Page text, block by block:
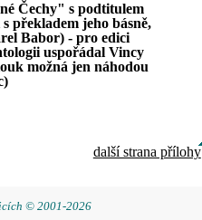
Čechy" s podtitulem
překladem jeho básně,
Babor) - pro edici
uspořádal Vincy
možná jen náhodou
další strana přílohy
© 2001-2026